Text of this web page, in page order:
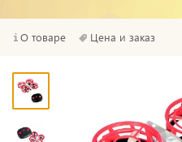
О товаре Цена и заказ